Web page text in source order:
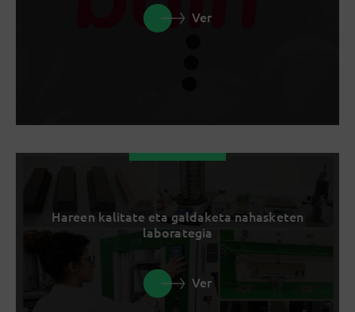
Ver
Hareen kalitate eta galdaketa nahasketen
laborategia
Ver